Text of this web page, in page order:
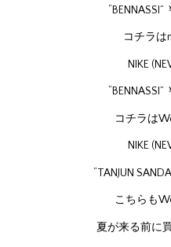
コチラは
NIKE
コチラは
NIKE
“TANJUN
こちらも
夏が来る前に